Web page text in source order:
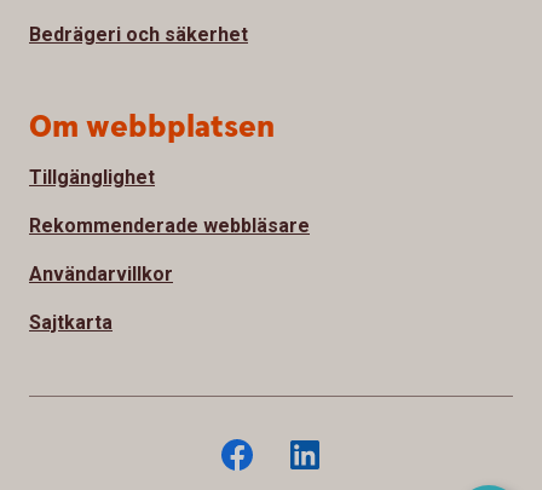
Bedrägeri och säkerhet
Om webbplatsen
Tillgänglighet
Rekommenderade webbläsare
Användarvillkor
Sajtkarta